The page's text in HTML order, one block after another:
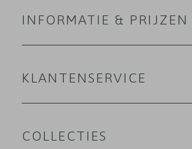
INFORMATIE & PRIJZEN
KLANTENSERVICE
COLLECTIES